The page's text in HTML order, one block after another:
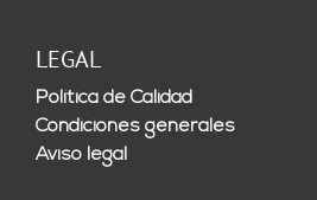
LEGAL
Política de Calidad
Condiciones generales
Aviso legal